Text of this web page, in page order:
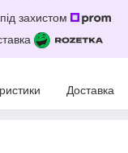
захистом
Доставка